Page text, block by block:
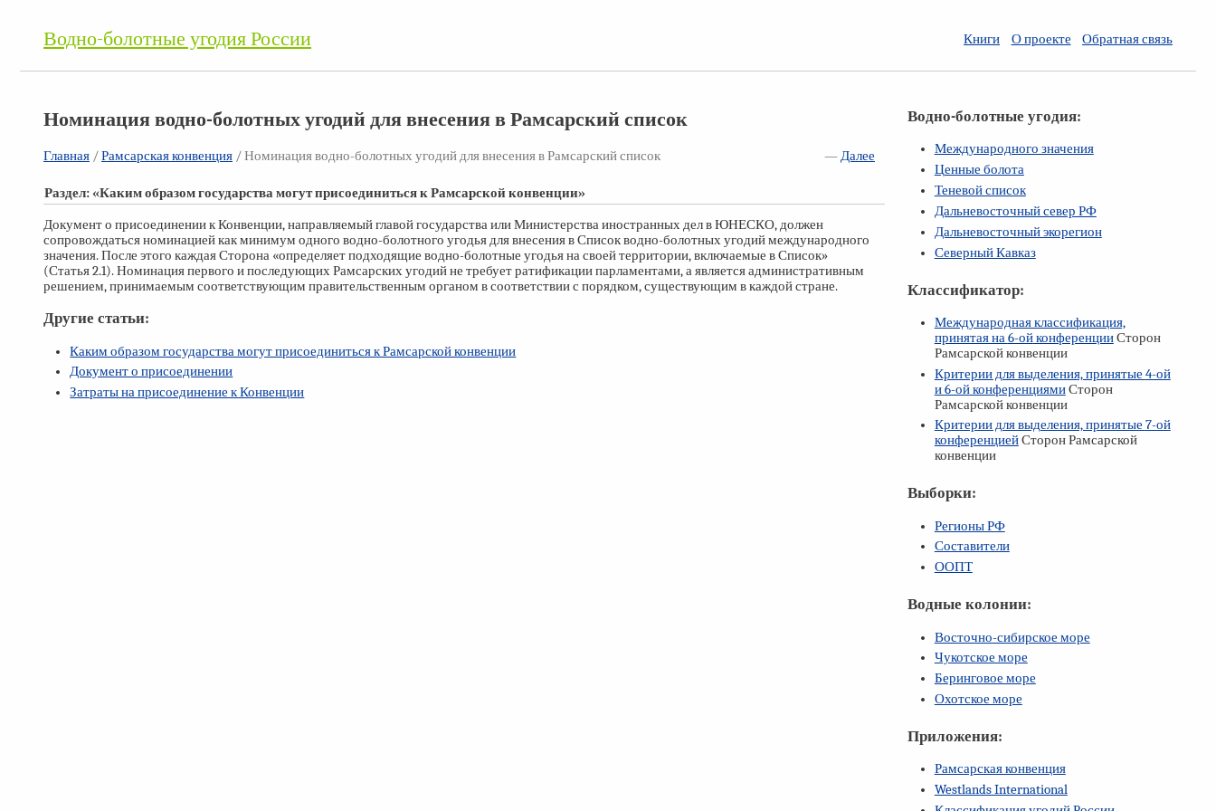
Водно-болотные угодия России Книги О проекте Обратная связь
Номинация водно-болотных угодий для внесения в Рамсарский список
Главная / —Далее
Рамсарская конвенция / Номинация водно-болотных угодий для внесения в Рамсарский список
Раздел: «Каким образом государства могут присоединиться к Рамсарской конвенции»
Документ о присоединении к Конвенции, направляемый главой государства или Министерства иностранных дел в ЮНЕСКО, должен
сопровождаться номинацией как минимум одного водно-болотного угодья для внесения в Список водно-болотных угодий международного
значения. После этого каждая Сторона «определяет подходящие водно-болотные угодья на своей территории, включаемые в Список»
(Статья 2.1). Номинация первого и последующих Рамсарских угодий не требует ратификации парламентами, а является административным
решением, принимаемым соответствующим правительственным органом в соответствии с порядком, существующим в каждой стране.
Другие статьи:
Каким образом государства могут присоединиться к Рамсарской конвенции
Документ о присоединении
Затраты на присоединение к Конвенции
Водно-болотные угодия:
Международного значения
Ценные болота
Теневой список
Дальневосточный север РФ
Дальневосточный экорегион
Северный Кавказ
Классификатор:
Международная классификация,
принятая на6-ойконференцииСторон
Рамсарской конвенции
Критерии для выделения, принятые 4-ой
и6-ойконференциямиСторон
Рамсарской конвенции
Критерии для выделения, принятые 7-ой
конференциейСторон Рамсарской
конвенции
Выборки:
Регионы РФ
Составители
ООПТ
Водные колонии:
Восточно-сибирское море
Чукотское море
Беринговое море
Охотское море
Приложения:
Рамсарская конвенция
Westlands International